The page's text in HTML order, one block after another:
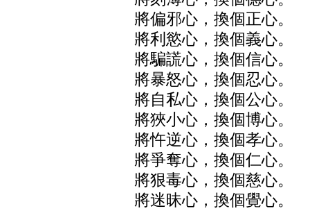
將偏邪心，換個正心。
將利慾心，換個義心。
將騙謊心，換個信心。
將暴怒心，換個忍心。
將自私心，換個公心。
將狹小心，換個博心。
將忤逆心，換個孝心。
將爭奪心，換個仁心。
將狠毒心，換個慈心。
將迷昧心，換個覺心。